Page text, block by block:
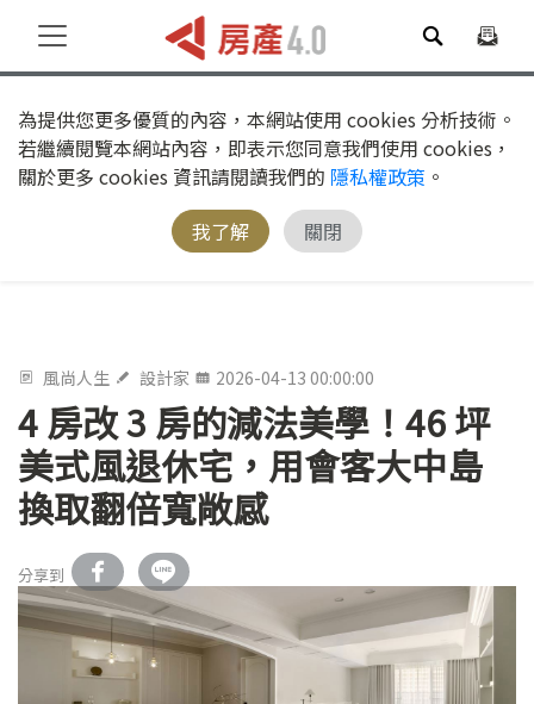
為提供您更多優質的內容，本網站使用 cookies 分析技術。
若繼續閱覽本網站內容，即表示您同意我們使用 cookies，
關於更多 cookies 資訊請閱讀我們的 隱私權政策 。
我了解
關閉
風尚人生 設計家 2026-04-13 00:00:00
4 房改 3 房的減法美學！46 坪
美式風退休宅，用會客大中島
換取翻倍寬敞感
分享到